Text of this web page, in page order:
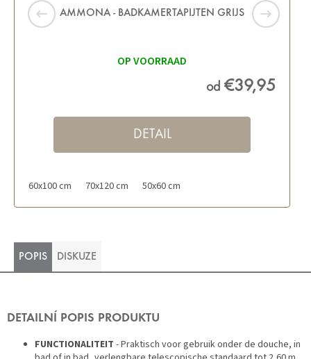
AMMONA - BADKAMERTAPIJTEN GRIJS
OP VOORRAAD
od €39,95
DETAIL
60x100 cm 70x120 cm 50x60 cm
POPIS DISKUZE
DETAILNÍ POPIS PRODUKTU
FUNCTIONALITEIT - Praktisch voor gebruik onder de douche, in